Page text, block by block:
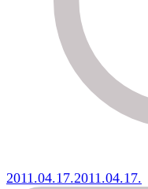
2011.04.17.2011.04.17.